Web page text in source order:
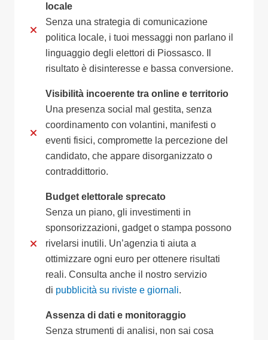
locale
Senza una strategia di comunicazione
politica locale, i tuoi messaggi non parlano il
linguaggio degli elettori di Piossasco. Il
risultato è disinteresse e bassa conversione.
Visibilità incoerente tra online e territorio
Una presenza social mal gestita, senza
coordinamento con volantini, manifesti o
eventi fisici, compromette la percezione del
candidato, che appare disorganizzato o
contraddittorio.
Budget elettorale sprecato
Senza un piano, gli investimenti in
sponsorizzazioni, gadget o stampa possono
rivelarsi inutili. Un’agenzia ti aiuta a
ottimizzare ogni euro per ottenere risultati
reali. Consulta anche il nostro servizio
di pubblicità su riviste e giornali.
Assenza di dati e monitoraggio
Senza strumenti di analisi, non sai cosa